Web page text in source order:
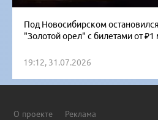
Под Новосибирском
"Золотой орел" с билетами от ₽1
19:12, 31.07.2026
О проекте Реклама